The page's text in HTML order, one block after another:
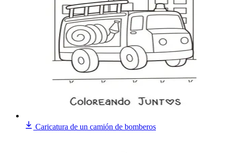
Caricatura de un camión de bomberos